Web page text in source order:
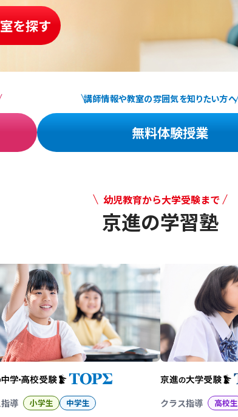
を探す
講師情報や教室の雰囲気を知りたい方へ
無料体験授業
幼児教育から大学受験まで
京進の学習塾
導 小学生 中学生 クラス指導 高校生